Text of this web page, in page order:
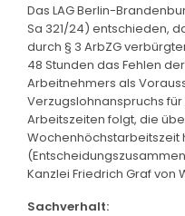
Das LAG Berlin-
Sa 321/24) entschieden,
durch § 3 ArbZG
48 Stunden das Fehlen
Arbeitnehmers als
Verzugslohnanspruchs
Arbeitszeiten folgt, die
Wochenhöchstarbeitszeit
Kanzlei Friedrich Graf von
Sachverhalt: